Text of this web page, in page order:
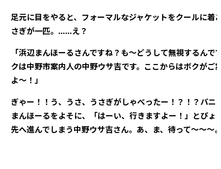
足元に目をやると、フォーマルなジャケットをクールに着
さぎが一匹。……え？
「浜辺まんほーるさんですね？も～どうして無視するんで
クは中野市案内人の中野ウサ吉です。ここからはボクがご
よ～！」
ぎゃー！！う、うさ、うさぎがしゃべったー！？！？パニ
まんほーるをよそに、「はーい、行きますよー！」とぴょ
先へ進んでしまう中野ウサ吉さん。あ、ま、待って～～～